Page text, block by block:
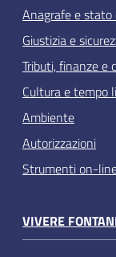
Anagrafe e stato
Giustizia e
Tributi, finanze e
Cultura e tempo
Ambiente
Autorizzazioni
Strumenti on-
VIVERE